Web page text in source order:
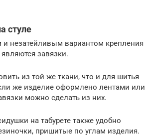
стуле
незатейливым вариантом крепления
завязки.
из той же ткани, что и для шитья
же изделие оформлено лентами или
можно сделать из них.
на табурете также удобно
пришитые по углам изделия.